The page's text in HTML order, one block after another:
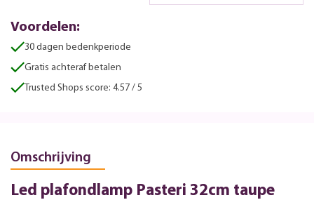
Voordelen:
30 dagen bedenkperiode
Gratis achteraf betalen
Trusted Shops score: 4.57 / 5
Omschrijving
Led plafondlamp Pasteri 32cm taupe